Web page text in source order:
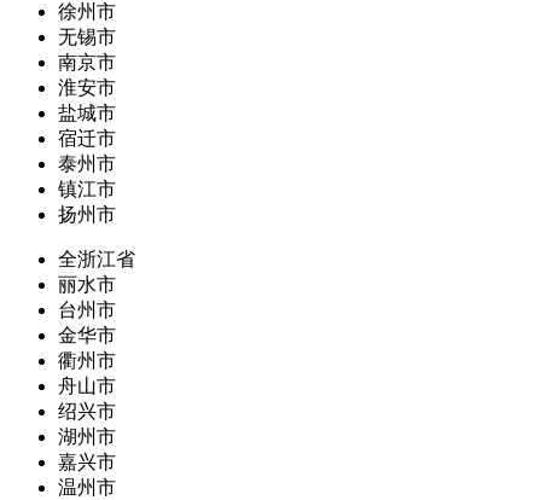
徐州市
无锡市
南京市
淮安市
盐城市
宿迁市
泰州市
镇江市
扬州市
全浙江省
丽水市
台州市
金华市
衢州市
舟山市
绍兴市
湖州市
嘉兴市
温州市